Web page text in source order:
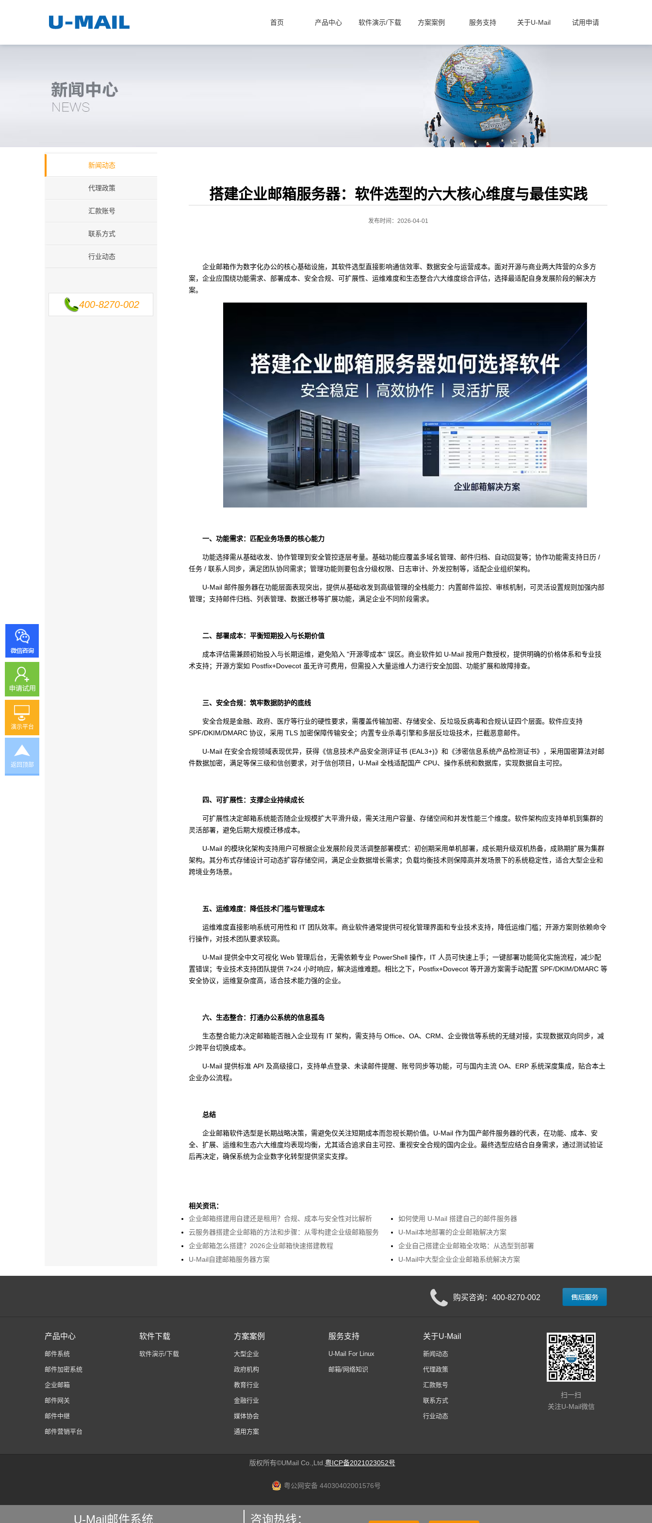
首页 产品中心 软件演示/下载 方案案例 服务支持 关于U-Mail 试用申请
新闻动态
代理政策
汇款账号
联系方式
行业动态
400-8270-002
搭建企业邮箱服务器：软件选型的六大核心维度与最佳实践
发布时间：2026-04-01
企业邮箱作为数字化办公的核心基础设施，其软件选型直接影响通信效率、数据安全与运营成本。面对开源与商业两大阵营的众多方
案，企业应围绕功能需求、部署成本、安全合规、可扩展性、运维难度和生态整合六大维度综合评估，选择最适配自身发展阶段的解决方
案。
一、功能需求：匹配业务场景的核心能力
功能选择需从基础收发、协作管理到安全管控逐层考量。基础功能应覆盖多域名管理、邮件归档、自动回复等；协作功能需支持日历 /
任务 / 联系人同步，满足团队协同需求；管理功能则要包含分级权限、日志审计、外发控制等，适配企业组织架构。
U-Mail 邮件服务器在功能层面表现突出，提供从基础收发到高级管理的全栈能力：内置邮件监控、审核机制，可灵活设置规则加强内部
管理；支持邮件归档、列表管理、数据迁移等扩展功能，满足企业不同阶段需求。
二、部署成本：平衡短期投入与长期价值
成本评估需兼顾初始投入与长期运维，避免陷入 "开源零成本" 误区。商业软件如 U-Mail 按用户数授权，提供明确的价格体系和专业技
术支持；开源方案如 Postfix+Dovecot 虽无许可费用，但需投入大量运维人力进行安全加固、功能扩展和故障排查。
三、安全合规：筑牢数据防护的底线
安全合规是金融、政府、医疗等行业的硬性要求，需覆盖传输加密、存储安全、反垃圾反病毒和合规认证四个层面。软件应支持
SPF/DKIM/DMARC 协议，采用 TLS 加密保障传输安全；内置专业杀毒引擎和多层反垃圾技术，拦截恶意邮件。
U-Mail 在安全合规领域表现优异，获得《信息技术产品安全测评证书 (EAL3+)》和《涉密信息系统产品检测证书》，采用国密算法对邮
件数据加密，满足等保三级和信创要求，对于信创项目，U-Mail 全栈适配国产 CPU、操作系统和数据库，实现数据自主可控。
四、可扩展性：支撑企业持续成长
可扩展性决定邮箱系统能否随企业规模扩大平滑升级，需关注用户容量、存储空间和并发性能三个维度。软件架构应支持单机到集群的
灵活部署，避免后期大规模迁移成本。
U-Mail 的模块化架构支持用户可根据企业发展阶段灵活调整部署模式：初创期采用单机部署，成长期升级双机热备，成熟期扩展为集群
架构。其分布式存储设计可动态扩容存储空间，满足企业数据增长需求；负载均衡技术则保障高并发场景下的系统稳定性，适合大型企业和
跨境业务场景。
五、运维难度：降低技术门槛与管理成本
运维难度直接影响系统可用性和 IT 团队效率。商业软件通常提供可视化管理界面和专业技术支持，降低运维门槛；开源方案则依赖命令
行操作，对技术团队要求较高。
U-Mail 提供全中文可视化 Web 管理后台，无需依赖专业 PowerShell 操作，IT 人员可快速上手；一键部署功能简化实施流程，减少配
置错误；专业技术支持团队提供 7×24 小时响应，解决运维难题。相比之下，Postfix+Dovecot 等开源方案需手动配置 SPF/DKIM/DMARC 等
安全协议，运维复杂度高，适合技术能力强的企业。
六、生态整合：打通办公系统的信息孤岛
生态整合能力决定邮箱能否融入企业现有 IT 架构，需支持与 Office、OA、CRM、企业微信等系统的无缝对接，实现数据双向同步，减
少跨平台切换成本。
U-Mail 提供标准 API 及高级接口，支持单点登录、未读邮件提醒、账号同步等功能，可与国内主流 OA、ERP 系统深度集成，贴合本土
企业办公流程。
总结
企业邮箱软件选型是长期战略决策，需避免仅关注短期成本而忽视长期价值。U-Mail 作为国产邮件服务器的代表，在功能、成本、安
全、扩展、运维和生态六大维度均表现均衡，尤其适合追求自主可控、重视安全合规的国内企业。最终选型应结合自身需求，通过测试验证
后再决定，确保系统为企业数字化转型提供坚实支撑。
相关资讯：
企业邮箱搭建用自建还是租用？合规、成本与安全性对比解析
如何使用 U-Mail 搭建自己的邮件服务器
云服务器搭建企业邮箱的方法和步骤：从零构建企业级邮箱服务
U-Mail本地部署的企业邮箱解决方案
企业邮箱怎么搭建？2026企业邮箱快速搭建教程
企业自己搭建企业邮箱全攻略：从选型到部署
U-Mail自建邮箱服务器方案
U-Mail中大型企业企业邮箱系统解决方案
购买咨询：400-8270-002
产品中心
邮件系统
邮件加密系统
企业邮箱
邮件网关
邮件中继
邮件营销平台
软件下载
软件演示/下载
方案案例
大型企业
政府机构
教育行业
金融行业
媒体协会
通用方案
服务支持
U-Mail For Linux
邮箱/网络知识
关于U-Mail
新闻动态
代理政策
汇款账号
联系方式
行业动态
扫一扫
关注U-Mail微信
U-Mail邮件系统 咨询热线：
版权所有©UMail Co.,Ltd.粤ICP备2021023052号
粤公网安备 44030402001576号
演示平台
返回顶部